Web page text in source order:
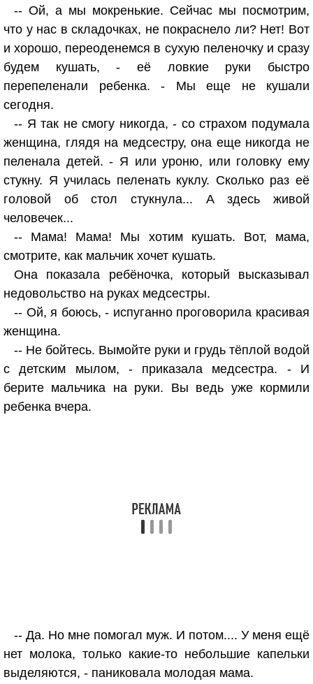
-- Ой, а мы мокренькие. Сейчас мы посмотрим,
что у нас в складочках, не покраснело ли? Нет! Вот
и хорошо, переоденемся в сухую пеленочку и сразу
будем кушать, - её ловкие руки быстро
перепеленали ребенка. - Мы еще не кушали
сегодня.
-- Я так не смогу никогда, - со страхом подумала
женщина, глядя на медсестру, она еще никогда не
пеленала детей. - Я или уроню, или головку ему
стукну. Я училась пеленать куклу. Сколько раз её
головой об стол стукнула... А здесь живой
человечек...
-- Мама! Мама! Мы хотим кушать. Вот, мама,
смотрите, как мальчик хочет кушать.
Она показала ребёночка, который высказывал
недовольство на руках медсестры.
-- Ой, я боюсь, - испуганно проговорила красивая
женщина.
-- Не бойтесь. Вымойте руки и грудь тёплой водой
с детским мылом, - приказала медсестра. - И
берите мальчика на руки. Вы ведь уже кормили
ребенка вчера.
-- Да. Но мне помогал муж. И потом.... У меня ещё
нет молока, только какие-то небольшие капельки
выделяются, - паниковала молодая мама.